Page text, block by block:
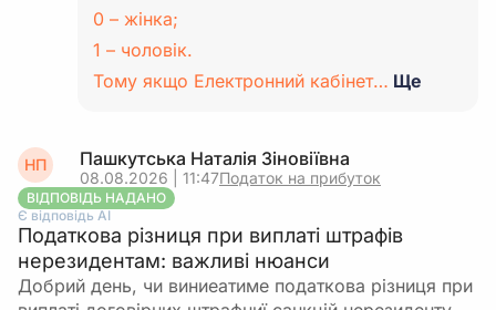
0 – жінка;
1 – чоловік.
Тому якщо Електронний кабінет… Ще
НП Пашкутська Наталія Зіновіївна
08.08.2026 | 11:47Податок на прибуток
ВІДПОВІДЬ НАДАНО
Є відповідь АІ
Податкова різниця при виплаті штрафів
нерезидентам: важливі нюанси
Добрий день, чи виниеатиме податкова різниця при